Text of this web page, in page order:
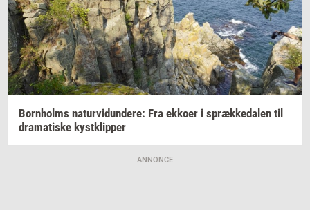
Born­holms na­tur­vi­dun­de­re: Fra ek­ko­er i spræk­ke­da­len til
dra­ma­ti­ske kyst­klip­per
ANNONCE